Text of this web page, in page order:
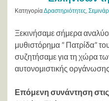
ΚατηγορίαΔραστηριότητες,
Ξεκινήσαμε σήμερα
μυθιστόρημα ” Πατρίδα”
συζητήσαμε για τη χώρα
αυτονομιστικής
Επόμενη συνάντηση στις